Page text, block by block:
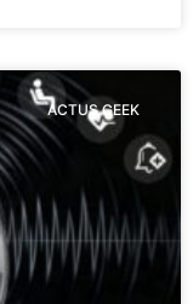
ACTUS GEEK